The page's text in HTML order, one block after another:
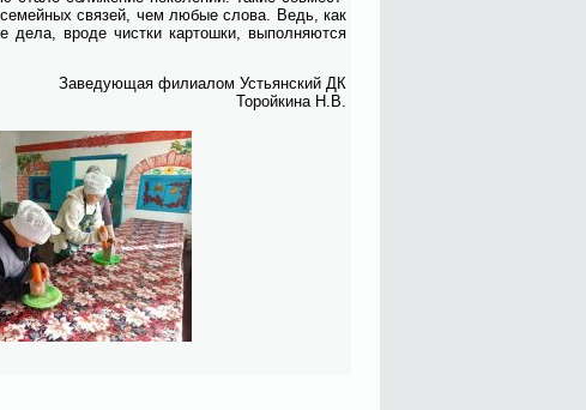
свя­зей, чем лю­бые сло­ва. Ведь, как
де­ла, вро­де чист­ки кар­тош­ки, вы­пол­ня­ют­ся
За­ве­ду­ю­щая фили­а­лом Устьян­ский ДК
То­рой­ки­на Н.В.